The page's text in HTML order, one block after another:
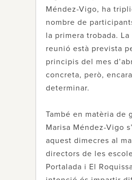
Méndez-Vigo, ha
nombre de
la primera trobada. La
reunió està prevista
principis del mes
concreta, però, encara
determinar.
També en matèria de
Marisa Méndez-Vigo
aquest dimecres al
directors de les
Portalada i El